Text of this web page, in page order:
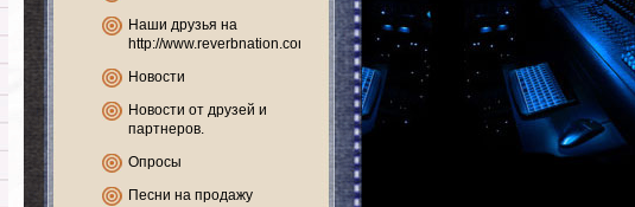
Наши друзья на
http://www.reverbnation.com
Новости
Новости от друзей и
партнеров.
Опросы
Песни на продажу